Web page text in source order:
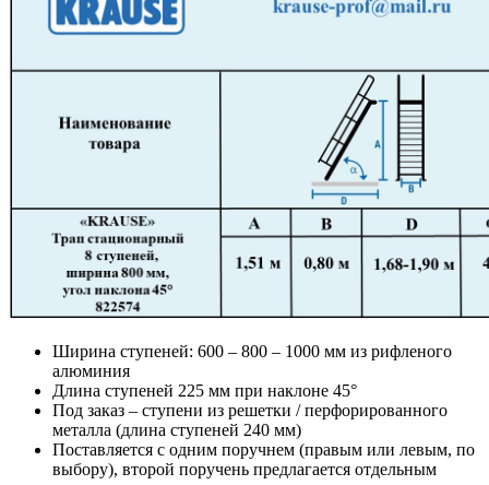
Ширина ступеней: 600 – 800 – 1000 мм из рифленого
алюминия
Длина ступеней 225 мм при наклоне 45°
Под заказ – ступени из решетки / перфорированного
металла (длина ступеней 240 мм)
Поставляется с одним поручнем (правым или левым, по
выбору), второй поручень предлагается отдельным